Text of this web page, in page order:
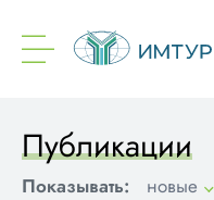
Публикации
Показывать: новые